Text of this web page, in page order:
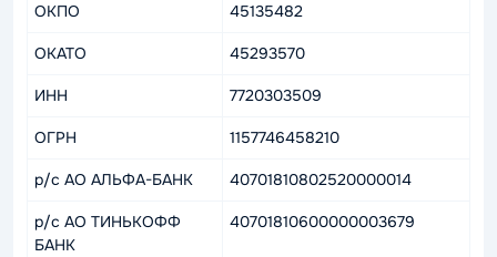
ОКПО 45135482
ОКАТО 45293570
ИНН 7720303509
ОГРН 1157746458210
р/c АО АЛЬФА-БАНК 40701810802520000014
р/с АО ТИНЬКОФФ
БАНК
40701810600000003679